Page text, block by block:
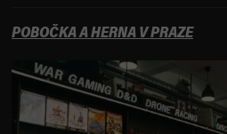
POBOČKA A HERNA V PRAZE